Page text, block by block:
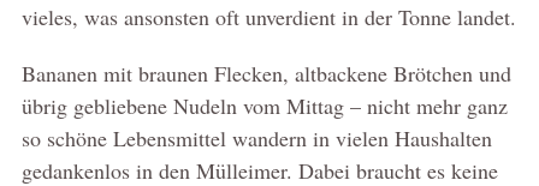
vieles, was ansonsten oft unverdient in der Tonne landet.
Bananen mit braunen Flecken, altbackene Brötchen und
übrig gebliebene Nudeln vom Mittag – nicht mehr ganz
so schöne Lebensmittel wandern in vielen Haushalten
gedankenlos in den Mülleimer. Dabei braucht es keine